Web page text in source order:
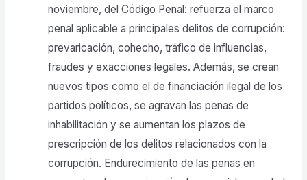
noviembre, del Código Penal: refuerza el marco
penal aplicable a principales delitos de corrupción:
prevaricación, cohecho, tráfico de influencias,
fraudes y exacciones legales. Además, se crean
nuevos tipos como el de financiación ilegal de los
partidos políticos, se agravan las penas de
inhabilitación y se aumentan los plazos de
prescripción de los delitos relacionados con la
corrupción. Endurecimiento de las penas en